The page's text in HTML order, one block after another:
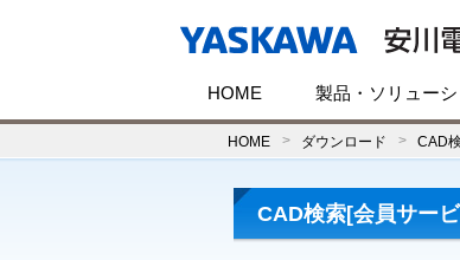
HOME 製品・ソリュー
HOME ダウンロード CAD
CAD検索[会員サー